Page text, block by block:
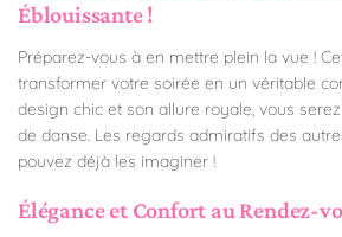
Éblouissante !
Préparez-vous à en mettre plein la vue !
transformer votre soirée en un véritable
design chic et son allure royale, vous
de danse. Les regards admiratifs des
pouvez déjà les imaginer !
Élégance et Confort au Rendez-